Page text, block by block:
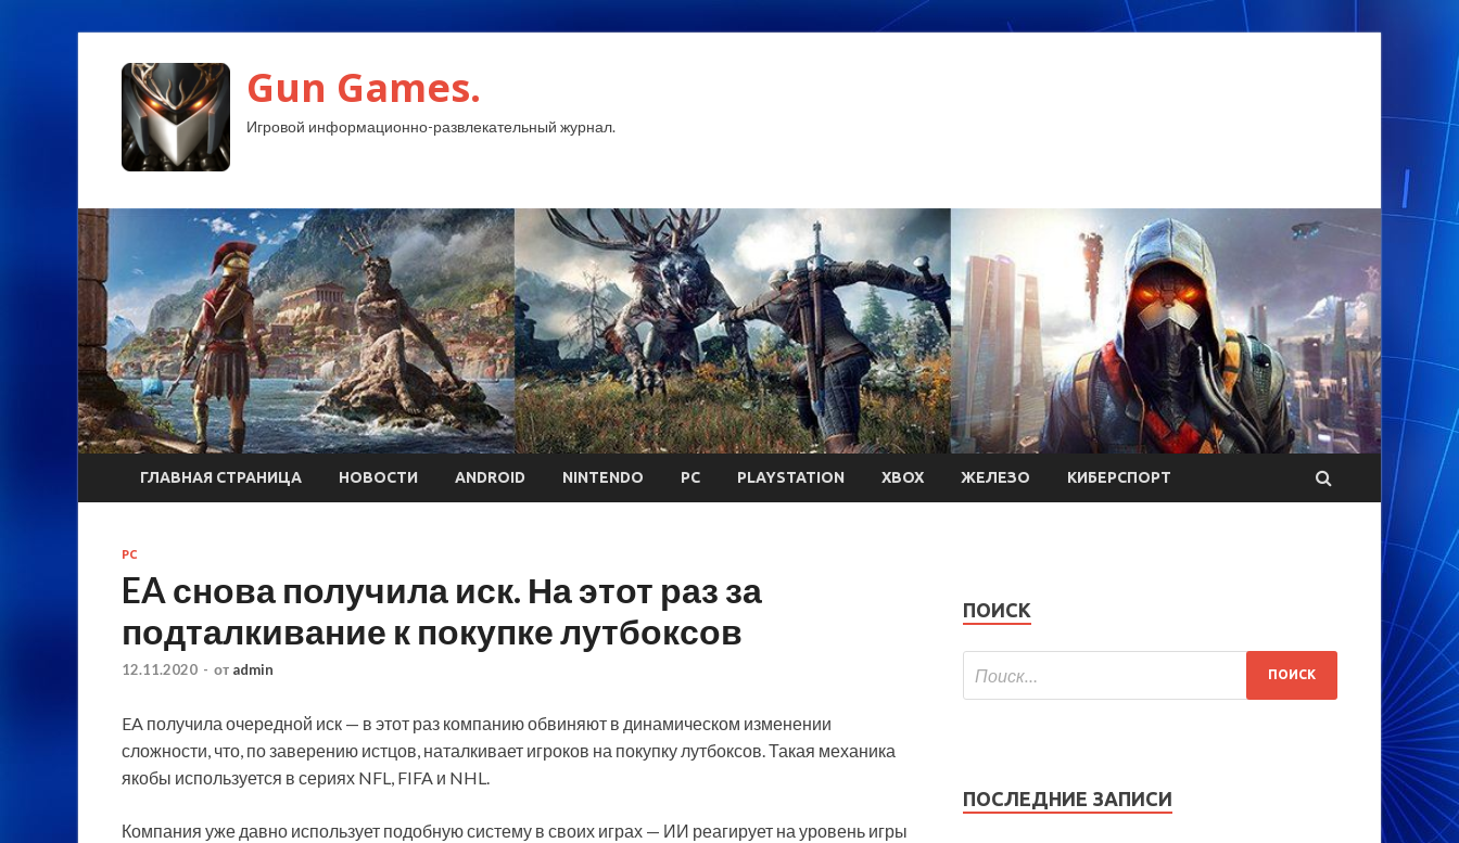
Gun Games.
Игровой информационно-развлекательный журнал.
ГЛАВНАЯ СТРАНИЦА НОВОСТИ ANDROID NINTENDO PC PLAYSTATION XBOX ЖЕЛЕЗО КИБЕРСПОРТ
PC
EA снова получила иск. На этот раз за
подталкивание к покупке лутбоксов
12.11.2020 - от admin
EA получила очередной иск — в этот раз компанию обвиняют в динамическом изменении
сложности, что, по заверению истцов, наталкивает игроков на покупку лутбоксов. Такая механика
якобы используется в сериях NFL, FIFA и NHL.
Компания уже давно использует подобную систему в своих играх — ИИ реагирует на уровень игры
ПОИСК
ПОСЛЕДНИЕ ЗАПИСИ